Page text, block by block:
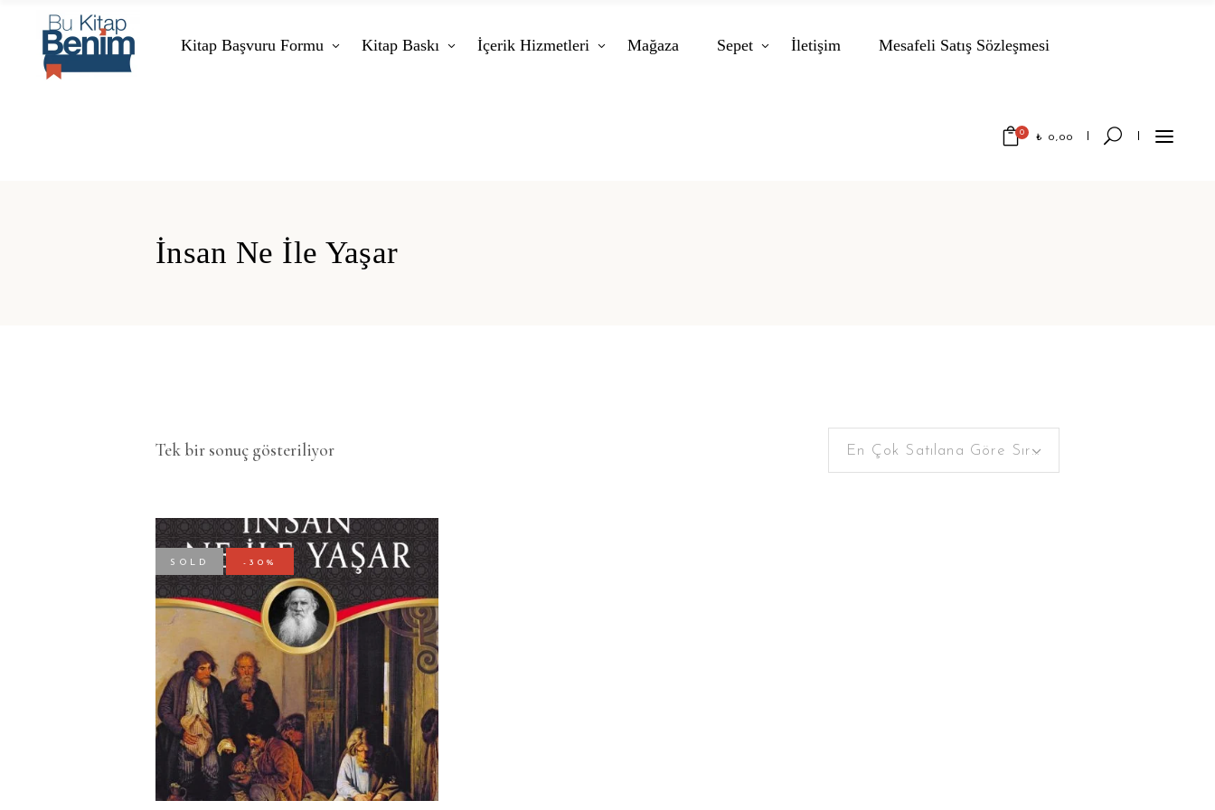
Kitap Başvuru Formu Kitap Baskı İçerik Hizmetleri Mağaza Sepet İletişim Mesafeli Satış Sözleşmesi
0 ₺ 0,00
İnsan Ne İle Yaşar
Tek bir sonuç gösteriliyor En Çok Satılana Göre Sırala
-30%
SOLD
DEVAMINI OKU